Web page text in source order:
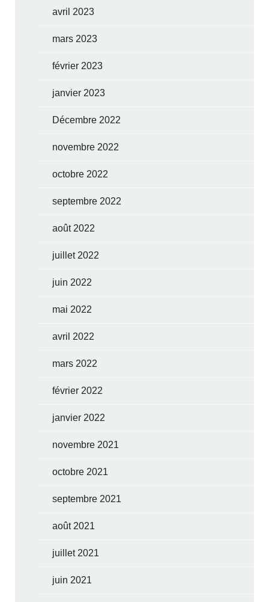
avril 2023
mars 2023
février 2023
janvier 2023
Décembre 2022
novembre 2022
octobre 2022
septembre 2022
août 2022
juillet 2022
juin 2022
mai 2022
avril 2022
mars 2022
février 2022
janvier 2022
novembre 2021
octobre 2021
septembre 2021
août 2021
juillet 2021
juin 2021